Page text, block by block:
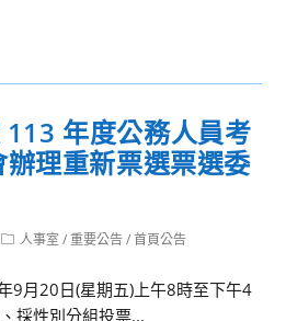
年度公務人員考
理重新票選票選委
Post人事室 / 重要公告 / 首頁公告
9月20日(星期五)上午8時至下午4
採性別分組投票...